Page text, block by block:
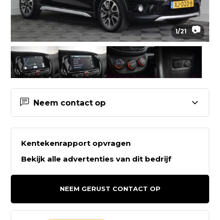
1/21 📷
Neem contact op
Contactgegevens Auto
Westerveld
Kentekenrapport opvragen
Bekijk alle advertenties van dit bedrijf
NEEM GERUST CONTACT OP